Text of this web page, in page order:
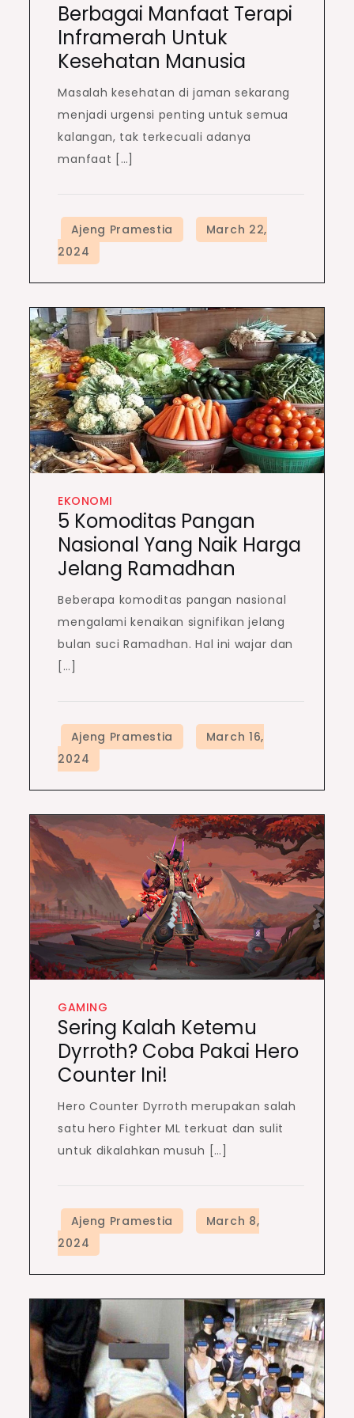
Berbagai Manfaat Terapi
Inframerah Untuk
Kesehatan Manusia
Masalah kesehatan di jaman sekarang
menjadi urgensi penting untuk semua
kalangan, tak terkecuali adanya
manfaat […]
EKONOMI
5 Komoditas Pangan
Nasional Yang Naik Harga
Jelang Ramadhan
Beberapa komoditas pangan nasional
mengalami kenaikan signifikan jelang
bulan suci Ramadhan. Hal ini wajar dan
[…]
GAMING
Sering Kalah Ketemu
Dyrroth? Coba Pakai Hero
Counter Ini!
Hero Counter Dyrroth merupakan salah
satu hero Fighter ML terkuat dan sulit
untuk dikalahkan musuh […]